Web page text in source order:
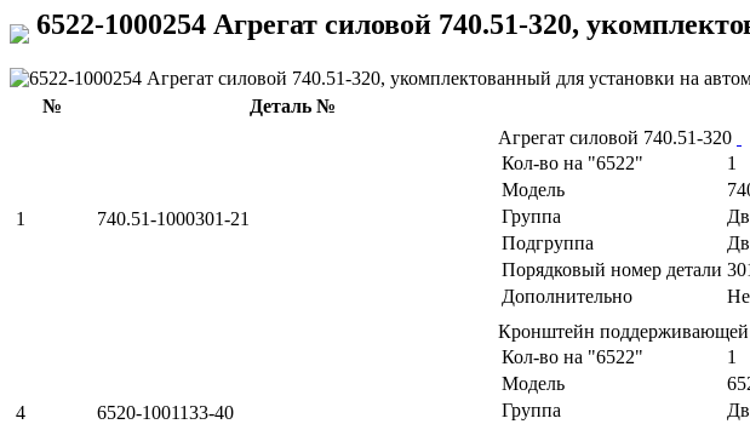
6522-1000254 Агрегат силовой 740.51-320,
№ Деталь №
1 740.51-1000301-21
Агрегат силовой 740.51-320
Кол-во на "6522"
1
Модель
Группа
Подгруппа
Порядковый номер детали
Дополнительно
4 6520-1001133-40
Кронштейн
Кол-во на "6522"
1
Модель
Группа